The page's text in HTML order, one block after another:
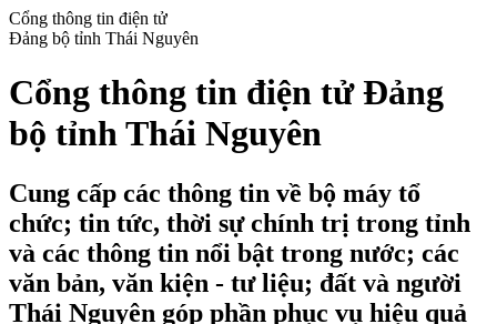
Cổng thông tin điện tử
Đảng bộ tỉnh Thái Nguyên
Cổng thông tin điện tử Đảng
bộ tỉnh Thái Nguyên
Cung cấp các thông tin về bộ máy tổ
chức; tin tức, thời sự chính trị trong tỉnh
và các thông tin nổi bật trong nước; các
văn bản, văn kiện - tư liệu; đất và người
Thái Nguyên góp phần phục vụ hiệu quả